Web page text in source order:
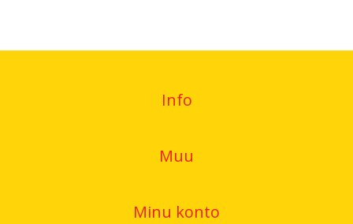
Info
Muu
Minu konto